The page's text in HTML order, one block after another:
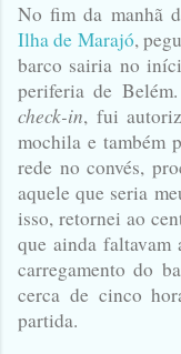
No fim da manhã
Ilha de Marajó,
barco sairia no
periferia de
check-in, fui
mochila e também
rede no convés,
aquele que seria
isso, retornei ao
que ainda faltavam
carregamento do
cerca de cinco
partida.